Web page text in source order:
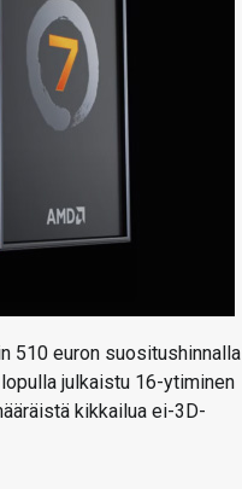
510 euron suositushinnalla
julkaistu 16-ytiminen
kikkailua ei-3D-